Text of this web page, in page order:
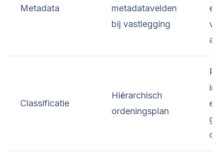
Metadata
metadatavelden
bij vastlegging
Classificatie
Hiërarchisch
ordeningsplan